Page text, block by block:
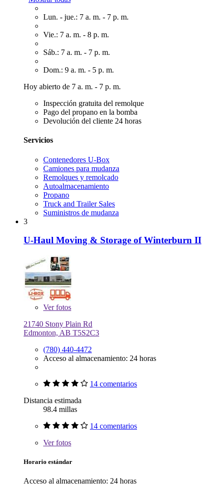
Lun. - jue.: 7 a. m. - 7 p. m.
Vie.: 7 a. m. - 8 p. m.
Sáb.: 7 a. m. - 7 p. m.
Dom.: 9 a. m. - 5 p. m.
Hoy abierto de 7 a. m. - 7 p. m.
Inspección gratuita del remolque
Pago del propano en la bomba
Devolución del cliente 24 horas
Servicios
Contenedores U-Box
Camiones para mudanza
Remolques y remolcado
Autoalmacenamiento
Propano
Truck and Trailer Sales
Suministros de mudanza
3
U-Haul Moving & Storage of Winterburn II
Verfotos
21740 Stony Plain Rd
Edmonton, AB T5S2C3
(780) 440-4472
Acceso al almacenamiento: 24 horas
14 comentarios
Distancia estimada
98.4 millas
14 comentarios
Verfotos
Horario estándar
Acceso al almacenamiento: 24 horas